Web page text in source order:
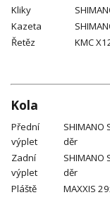
Kliky
Kazeta
Řetěz
KMC
Kola
Přední
výplet
SHIMANO
děr
Zadní
výplet
SHIMANO
děr
Pláště
MAXXIS